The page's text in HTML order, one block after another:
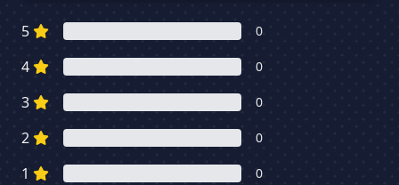
5 0
4 0
3 0
2 0
1 0